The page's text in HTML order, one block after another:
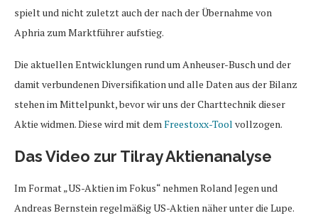
spielt und nicht zuletzt auch der nach der Übernahme von
Aphria zum Marktführer aufstieg.
Die aktuellen Entwicklungen rund um Anheuser-Busch und der
damit verbundenen Diversifikation und alle Daten aus der Bilanz
stehen im Mittelpunkt, bevor wir uns der Charttechnik dieser
Aktie widmen. Diese wird mit dem Freestoxx-Tool vollzogen.
Das Video zur Tilray Aktienanalyse
Im Format „US-Aktien im Fokus“ nehmen Roland Jegen und
Andreas Bernstein regelmäßig US-Aktien näher unter die Lupe.